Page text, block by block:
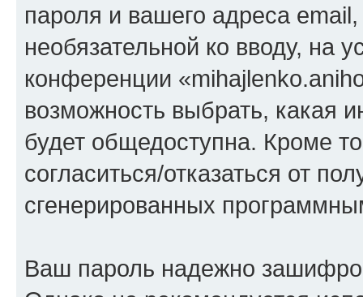
пароля и вашего адреса
необязательной ко вводу, на
конференции
возможность выбрать, какая
будет общедоступна. Кроме
согласиться/отказаться от
сгенерированных
Ваш пароль надежно